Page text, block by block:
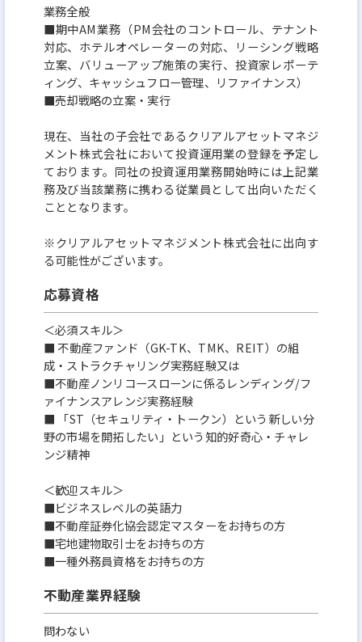
業務全般
■期中AM業務（PM会社のコントロール、テナント
対応、ホテルオペレーターの対応、リーシング戦略
立案、バリューアップ施策の実行、投資家レポーテ
ィング、キャッシュフロー管理、リファイナンス）
■売却戦略の立案・実行
現在、当社の子会社であるクリアルアセットマネジ
メント株式会社において投資運用業の登録を予定し
ております。同社の投資運用業務開始時には上記業
務及び当該業務に携わる従業員として出向いただく
こととなります。
※クリアルアセットマネジメント株式会社に出向す
る可能性がございます。
応募資格
＜必須スキル＞
■ 不動産ファンド（GK-TK、TMK、REIT）の組
成・ストラクチャリング実務経験又は
■不動産ノンリコースローンに係るレンディング/フ
ァイナンスアレンジ実務経験
■ 「ST（セキュリティ・トークン）という新しい分
野の市場を開拓したい」という知的好奇心・チャレ
ンジ精神
＜歓迎スキル＞
■ビジネスレベルの英語力
■不動産証券化協会認定マスターをお持ちの方
■宅地建物取引士をお持ちの方
■一種外務員資格をお持ちの方
不動産業界経験
問わない